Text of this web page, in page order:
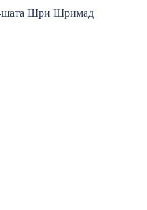
шата Шри Шримад